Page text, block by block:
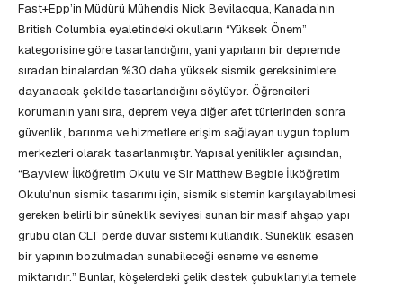
Fast+Epp’in Müdürü Mühendis Nick Bevilacqua, Kanada’nın
British Columbia eyaletindeki okulların “Yüksek Önem”
kategorisine göre tasarlandığını, yani yapıların bir depremde
sıradan binalardan %30 daha yüksek sismik gereksinimlere
dayanacak şekilde tasarlandığını söylüyor. Öğrencileri
korumanın yanı sıra, deprem veya diğer afet türlerinden sonra
güvenlik, barınma ve hizmetlere erişim sağlayan uygun toplum
merkezleri olarak tasarlanmıştır. Yapısal yenilikler açısından,
“Bayview İlköğretim Okulu ve Sir Matthew Begbie İlköğretim
Okulu’nun sismik tasarımı için, sismik sistemin karşılayabilmesi
gereken belirli bir süneklik seviyesi sunan bir masif ahşap yapı
grubu olan CLT perde duvar sistemi kullandık. Süneklik esasen
bir yapının bozulmadan sunabileceği esneme ve esneme
miktarıdır.” Bunlar, köşelerdeki çelik destek çubuklarıyla temele